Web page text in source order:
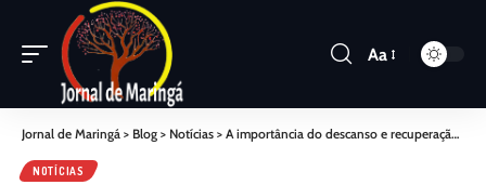
Aa
Jornal de Maringá > Blog > Notícias > A importância do descanso e recuperação para ciclistas: maximizando o desempenho e prevenindo lesões
NOTÍCIAS